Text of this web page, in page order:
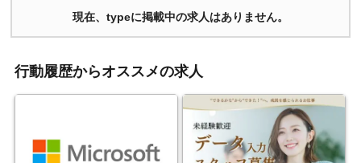
現在、typeに掲載中の求人はありません。
行動履歴からオススメの求人